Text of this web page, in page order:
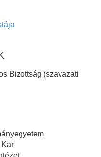
Bizottság (szavazati
Kar